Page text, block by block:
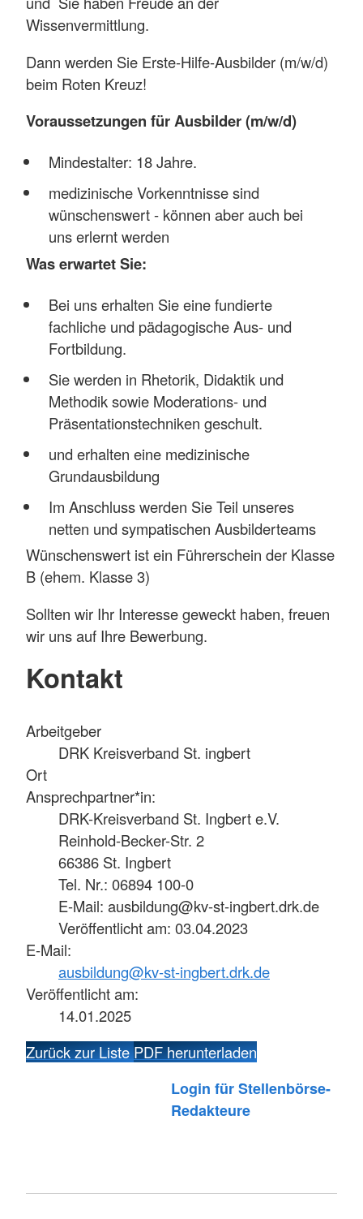
Wissenvermittlung.
Dann werden Sie Erste-Hilfe-Ausbilder (m/w/d)
beim Roten Kreuz!
Voraussetzungen für Ausbilder (m/w/d)
Mindestalter: 18 Jahre.
medizinische Vorkenntnisse sind
wünschenswert - können aber auch bei
uns erlernt werden
Was erwartet Sie:
Bei uns erhalten Sie eine fundierte
fachliche und pädagogische Aus- und
Fortbildung.
Sie werden in Rhetorik, Didaktik und
Methodik sowie Moderations- und
Präsentationstechniken geschult.
und erhalten eine medizinische
Grundausbildung
Im Anschluss werden Sie Teil unseres
netten und sympatischen Ausbilderteams
Wünschenswert ist ein Führerschein der Klasse
B (ehem. Klasse 3)
Sollten wir Ihr Interesse geweckt haben, freuen
wir uns auf Ihre Bewerbung.
Kontakt
Arbeitgeber
DRK Kreisverband St. ingbert
Ort
Ansprechpartner*in:
DRK-Kreisverband St. Ingbert e.V.
Reinhold-Becker-Str. 2
66386 St. Ingbert
Tel. Nr.: 06894 100-0
E-Mail: ausbildung@kv-st-ingbert.drk.de
Veröffentlicht am: 03.04.2023
E-Mail:
ausbildung@kv-st-ingbert.drk.de
Veröffentlicht am:
14.01.2025
Zurück zur ListePDF herunterladen
Login für Stellenbörse-
Redakteure